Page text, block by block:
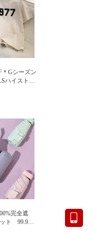
＊Gシーズン
ハイストリ
完全遮
ト 99.9%